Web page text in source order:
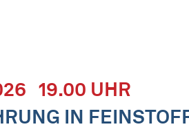
19.00 UHR
IN